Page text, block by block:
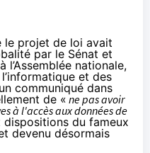
le projet de loi avait
par le Sénat et
nationale,
et des
communiqué dans
de « ne pas avoir
à l'accès aux données de
du fameux
devenu désormais